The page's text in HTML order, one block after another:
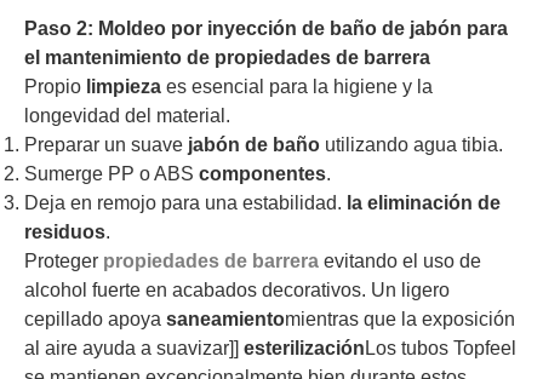
Paso 2: Moldeo por inyección de baño de jabón para
el mantenimiento de propiedades de barrera
Propio limpieza es esencial para la higiene y la
longevidad del material.
Preparar un suave jabón de baño utilizando agua tibia.
Sumerge PP o ABS componentes.
Deja en remojo para una estabilidad. la eliminación de
residuos.
Proteger propiedades de barrera evitando el uso de
alcohol fuerte en acabados decorativos. Un ligero
cepillado apoya saneamientomientras que la exposición
al aire ayuda a suavizar]] esterilizaciónLos tubos Topfeel